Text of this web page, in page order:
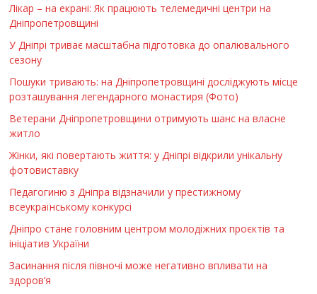
Лікар – на екрані: Як працюють телемедичні центри на
Дніпропетровщині
У Дніпрі триває масштабна підготовка до опалювального
сезону
Пошуки тривають: на Дніпропетровщині досліджують місце
розташування легендарного монастиря (Фото)
Ветерани Дніпропетровщини отримують шанс на власне
житло
Жінки, які повертають життя: у Дніпрі відкрили унікальну
фотовиставку
Педагогиню з Дніпра відзначили у престижному
всеукраїнському конкурсі
Дніпро стане головним центром молодіжних проєктів та
ініціатив України
Засинання після півночі може негативно впливати на
здоров’я